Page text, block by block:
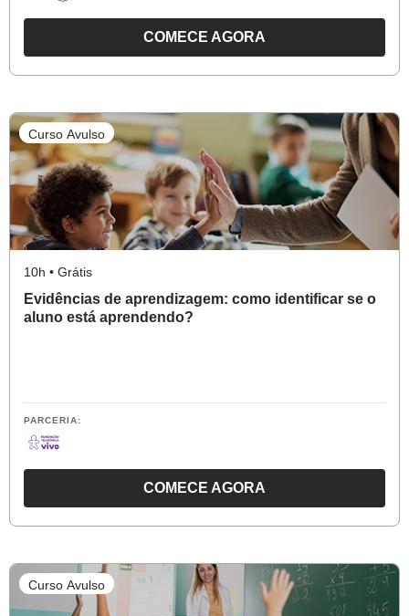
COMECE AGORA
CURSO
DE
APRENDIZAGENS
PARA
OS
ANOS
FINAIS
FUNDAMENTAL
Curso Avulso
10h • Grátis
Evidências de aprendizagem: como identificar se o
aluno está aprendendo?
PARCERIA:
COMECE AGORA
CURSO
DE
APRENDIZAGEM:
Curso Avulso